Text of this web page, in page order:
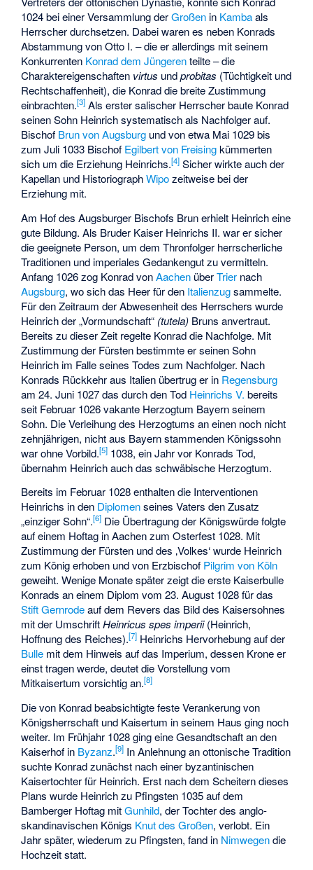
1024 bei einer Versammlung derGroßen in Kambaals
Herrscher durchsetzen. Dabei waren es neben Konrads
Abstammung von Otto I. – die er allerdings mit seinem
Konkurrenten Konrad dem Jüngerenteilte – die
Charaktereigenschaften virtus undprobitas (Tüchtigkeit und
Rechtschaffenheit), die Konrad die breite Zustimmung
einbrachten.[3] Als erster salischer Herrscher baute Konrad
seinen Sohn Heinrich systematisch als Nachfolger auf.
Bischof Brun von Augsburg und von etwa Mai 1029 bis
zum Juli 1033 Bischof Egilbert von Freisingkümmerten
sich um die Erziehung Heinrichs.[4] Sicher wirkte auch der
Kapellan und HistoriographWipozeitweise bei der
Erziehung mit.
Am Hof des Augsburger Bischofs Brun erhielt Heinrich eine
gute Bildung. Als Bruder Kaiser Heinrichs II. war er sicher
die geeignete Person, um dem Thronfolger herrscherliche
Traditionen und imperiales Gedankengut zu vermitteln.
Anfang 1026 zog Konrad vonAachen überTrier nach
Augsburg, wo sich das Heer für den Italienzugsammelte.
Für den Zeitraum der Abwesenheit des Herrschers wurde
Heinrich der „Vormundschaft“ (tutela) Bruns anvertraut.
Bereits zu dieser Zeit regelte Konrad die Nachfolge. Mit
Zustimmung der Fürsten bestimmte er seinen Sohn
Heinrich im Falle seines Todes zum Nachfolger. Nach
Konrads Rückkehr aus Italien übertrug er in Regensburg
am 24. Juni 1027 das durch den Tod Heinrichs V. bereits
seit Februar 1026 vakante Herzogtum Bayern seinem
Sohn. Die Verleihung des Herzogtums an einen noch nicht
zehnjährigen, nicht aus Bayern stammenden Königssohn
war ohne Vorbild.[5] 1038, ein Jahr vor Konrads Tod,
übernahm Heinrich auch das schwäbische Herzogtum.
Bereits im Februar 1028 enthalten die Interventionen
Heinrichs in den Diplomenseines Vaters den Zusatz
„einziger Sohn“.[6] Die Übertragung der Königswürde folgte
auf einem Hoftag in Aachen zum Osterfest 1028. Mit
Zustimmung der Fürsten und des ‚Volkes‘ wurde Heinrich
zum König erhoben und von Erzbischof Pilgrim von Köln
geweiht. Wenige Monate später zeigt die erste Kaiserbulle
Konrads an einem Diplom vom 23. August 1028 für das
Stift Gernrodeauf dem Revers das Bild des Kaisersohnes
mit der UmschriftHeinricus spes imperii(Heinrich,
Hoffnung des Reiches).[7] Heinrichs Hervorhebung auf der
Bulle mit dem Hinweis auf das Imperium, dessen Krone er
einst tragen werde, deutet die Vorstellung vom
Mitkaisertum vorsichtig an.[8]
Die von Konrad beabsichtigte feste Verankerung von
Königsherrschaft und Kaisertum in seinem Haus ging noch
weiter. Im Frühjahr 1028 ging eine Gesandtschaft an den
Kaiserhof in Byzanz.[9] In Anlehnung an ottonische Tradition
suchte Konrad zunächst nach einer byzantinischen
Kaisertochter für Heinrich. Erst nach dem Scheitern dieses
Plans wurde Heinrich zu Pfingsten 1035 auf dem
Bamberger Hoftag mitGunhild, der Tochter desanglo-
skandinavischen Königs Knut des Großen, verlobt. Ein
Jahr später, wiederum zu Pfingsten, fand in Nimwegendie
Hochzeit statt.